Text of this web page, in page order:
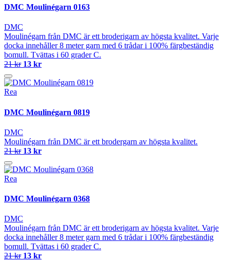
DMC Moulinégarn 0163
DMC
Moulinégarn från DMC är ett broderigarn av högsta kvalitet. Varje
docka innehåller 8 meter garn med 6 trådar i 100% färgbeständig
bomull. Tvättas i 60 grader C.
21 kr 13 kr
Rea
DMC Moulinégarn 0819
DMC
Moulinégarn från DMC är ett brodergarn av högsta kvalitet.
21 kr 13 kr
Rea
DMC Moulinégarn 0368
DMC
Moulinégarn från DMC är ett broderigarn av högsta kvalitet. Varje
docka innehåller 8 meter garn med 6 trådar i 100% färgbeständig
bomull. Tvättas i 60 grader C.
21 kr 13 kr